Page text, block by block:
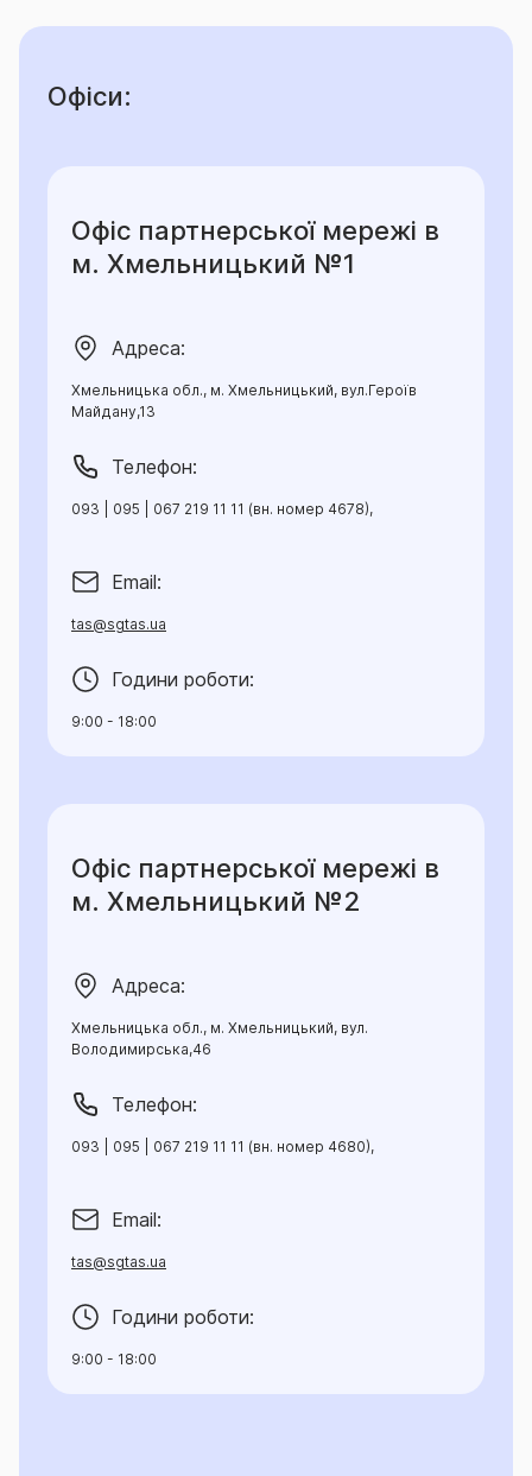
Офіси:
Офіс партнерської мережі в
м. Хмельницький №1
Адреса:
Хмельницька обл., м. Хмельницький, вул.Героїв
Майдану,13
Телефон:
093 | 095 | 067 219 11 11 (вн. номер 4678),
Email:
tas@sgtas.ua
Години роботи:
9:00 - 18:00
Офіс партнерської мережі в
м. Хмельницький №2
Адреса:
Хмельницька обл., м. Хмельницький, вул.
Володимирська,46
Телефон:
093 | 095 | 067 219 11 11 (вн. номер 4680),
Email:
tas@sgtas.ua
Години роботи:
9:00 - 18:00